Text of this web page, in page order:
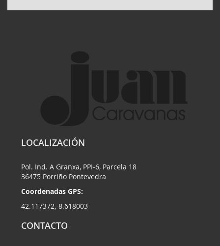
LOCALIZACIÓN
Pol. Ind. A Granxa, PPI-6, Parcela 18
36475 Porriño Pontevedra
Coordenadas GPS:
42.117372,-8.618003
CONTACTO